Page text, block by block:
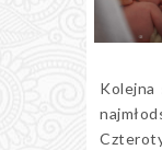
Kolejna